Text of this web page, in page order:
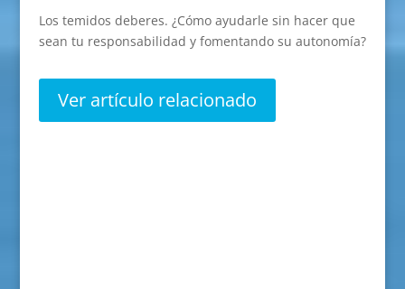
Los temidos deberes. ¿Cómo ayudarle sin hacer que
sean tu responsabilidad y fomentando su autonomía?
Ver artículo relacionado